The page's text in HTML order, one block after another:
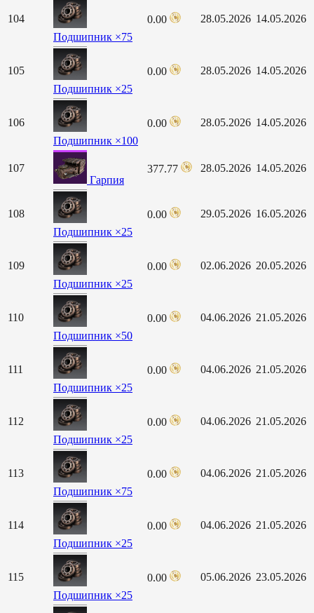
104
Подшипник ×75
0.00 28.05.2026 14.05.2026
105
Подшипник ×25
0.00 28.05.2026 14.05.2026
106
Подшипник ×100
0.00 28.05.2026 14.05.2026
107
Гарпия
377.77 28.05.2026 14.05.2026
108
Подшипник ×25
0.00 29.05.2026 16.05.2026
109
Подшипник ×25
0.00 02.06.2026 20.05.2026
110
Подшипник ×50
0.00 04.06.2026 21.05.2026
111
Подшипник ×25
0.00 04.06.2026 21.05.2026
112
Подшипник ×25
0.00 04.06.2026 21.05.2026
113
Подшипник ×75
0.00 04.06.2026 21.05.2026
114
Подшипник ×25
0.00 04.06.2026 21.05.2026
115
Подшипник ×25
0.00 05.06.2026 23.05.2026